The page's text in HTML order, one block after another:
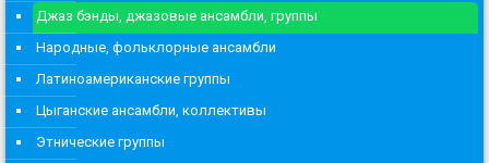
Джаз бэнды, джазовые ансамбли, группы
Народные, фольклорные ансамбли
Латиноамериканские группы
Цыганские ансамбли, коллективы
Этнические группы